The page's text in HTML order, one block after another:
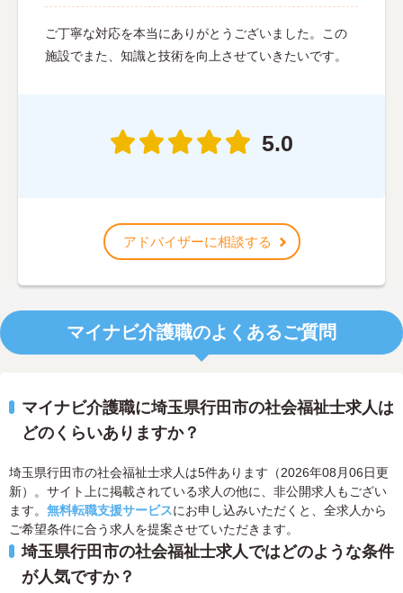
ご丁寧な対応を本当にありがとうございました。この
施設でまた、知識と技術を向上させていきたいです。
5.0
アドバイザーに相談する
マイナビ介護職のよくあるご質問
マイナビ介護職に埼玉県行田市の社会福祉士求人は
どのくらいありますか？
埼玉県行田市の社会福祉士求人は5件あります（2026年08月06日更
新）。サイト上に掲載されている求人の他に、非公開求人もござい
ます。 無料転職支援サービスにお申し込みいただくと、全求人から
ご希望条件に合う求人を提案させていただきます。
埼玉県行田市の社会福祉士求人ではどのような条件
が人気ですか？